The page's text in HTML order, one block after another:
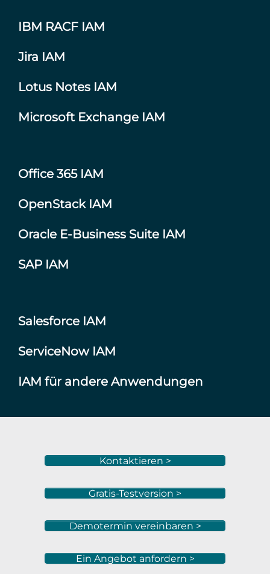
IBM RACF IAM
Jira IAM
Lotus Notes IAM
Microsoft Exchange IAM
Office 365 IAM
OpenStack IAM
Oracle E-Business Suite IAM
SAP IAM
Salesforce IAM
ServiceNow IAM
IAM für andere Anwendungen
Kontaktieren >
Gratis-Testversion >
Demotermin vereinbaren >
Ein Angebot anfordern >